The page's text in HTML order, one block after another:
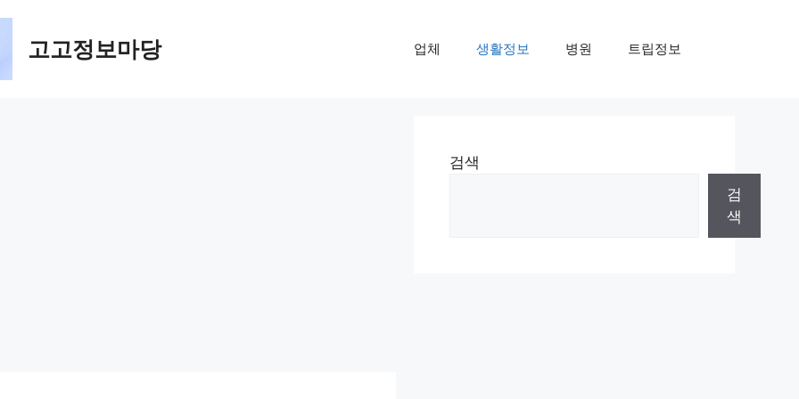
고고정보마당 업체 생활정보 병원 트립정보
검색
검
색